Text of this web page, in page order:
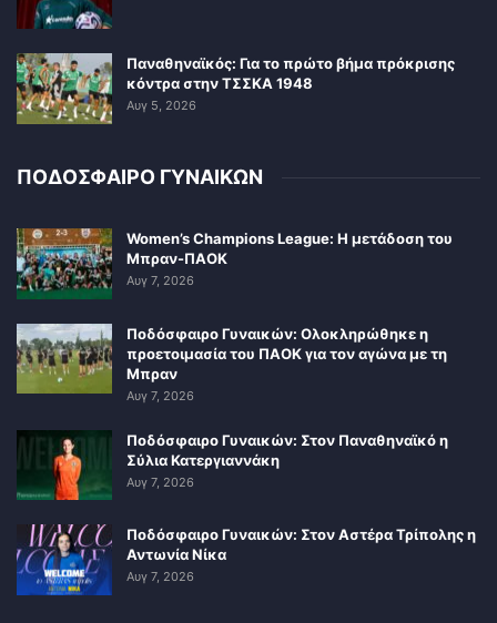
Παναθηναϊκός: Για το πρώτο βήμα πρόκρισης
κόντρα στην ΤΣΣΚΑ 1948
Αυγ 5, 2026
ΠΟΔΟΣΦΑΙΡΟ ΓΥΝΑΙΚΩΝ
Women’s Champions League: Η μετάδοση του
Μπραν-ΠΑΟΚ
Αυγ 7, 2026
Ποδόσφαιρο Γυναικών: Ολοκληρώθηκε η
προετοιμασία του ΠΑΟΚ για τον αγώνα με τη
Μπραν
Αυγ 7, 2026
Ποδόσφαιρο Γυναικών: Στον Παναθηναϊκό η
Σύλια Κατεργιαννάκη
Αυγ 7, 2026
Ποδόσφαιρο Γυναικών: Στον Αστέρα Τρίπολης η
Αντωνία Νίκα
Αυγ 7, 2026